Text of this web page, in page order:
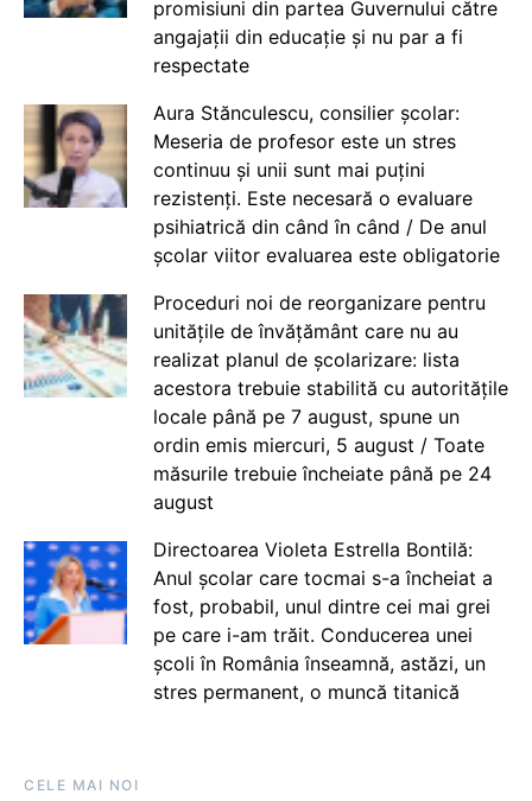
promisiuni din partea Guvernului către
angajații din educație și nu par a fi
respectate
Aura Stănculescu, consilier școlar:
Meseria de profesor este un stres
continuu și unii sunt mai puțini
rezistenți. Este necesară o evaluare
psihiatrică din când în când / De anul
școlar viitor evaluarea este obligatorie
Proceduri noi de reorganizare pentru
unitățile de învățământ care nu au
realizat planul de școlarizare: lista
acestora trebuie stabilită cu autoritățile
locale până pe 7 august, spune un
ordin emis miercuri, 5 august / Toate
măsurile trebuie încheiate până pe 24
august
Directoarea Violeta Estrella Bontilă:
Anul școlar care tocmai s-a încheiat a
fost, probabil, unul dintre cei mai grei
pe care i-am trăit. Conducerea unei
școli în România înseamnă, astăzi, un
stres permanent, o muncă titanică
CELE MAI NOI